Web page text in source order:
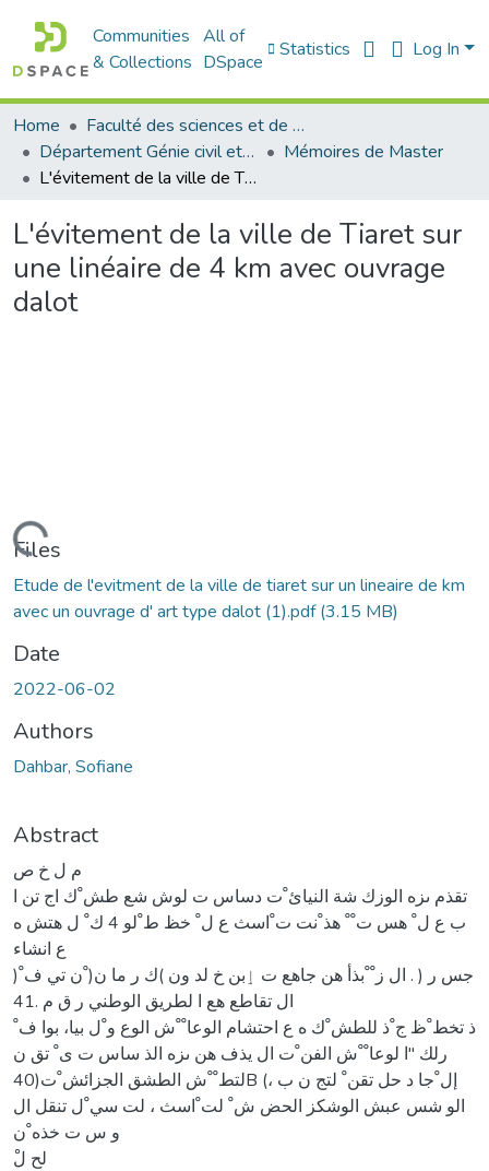
Communities
& Collections
All of
DSpace
Statistics Log In
Home
Faculté des sciences et de la technologie
Département Génie civil et Architecture
Mémoires de Master
L'évitement de la ville de Tiaret sur une linéaire de 4 km avec ouvrage dalot
L'évitement de la ville de Tiaret sur
une linéaire de 4 km avec ouvrage
dalot
Files
Etude de l'evitment de la ville de tiaret sur un lineaire de km
avec un ouvrage d' art type dalot (1).pdf(3.15 MB)
Date
2022-06-02
Authors
Dahbar, Sofiane
Abstract
م ل خ ص
تقذم ىزه الوزك شة النيائ ْت دساس ت لوش شع طش ْك اج تن ا
ب ع ل ْ هس ت ْ ْ هذ ْنت ت ْاسث ع ل ْ خظ ط ْلو 4 ك ْ ل هتش ه
ع انشاء
)جس ر ( . ال ز ْ ْبذأ هن جاهع ت ٳبن خ لد ون )ك ر ما ن( ْن تي ف ْ
ال تقاطع هع ا لطريق الوطني ر ق م .41
ذ تخط ْظ ج ْذ للطش ْك ه ع احتشام الوعا ْ ْش الوع و ْل بيا، بوا ف ْ
رلك "ا لوعا ْ ْش الفن ْت ال يذف هن ىزه الذ ساس ت ى ْ تق ن
لتط ْ ْش الطشق الجزائش ْت(40B (، إل ْجا د حل تقن ْ لتج ن ب
الو شس عبش الوشكز الحض ش ْ لت ْاسث ، لت سي ْل تنقل ال
و س ت خذه ْن